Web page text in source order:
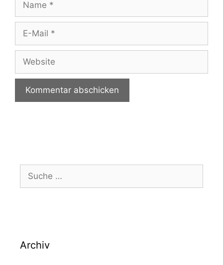
Website
nach:
Archiv